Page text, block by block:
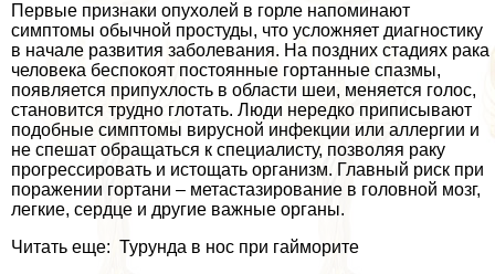
Первые признаки опухолей в горле напоминают
симптомы обычной простуды, что усложняет диагностику
в начале развития заболевания. На поздних стадиях paка
человека беспокоят постоянные гортанные спазмы,
появляется припухлость в области шеи, меняется голос,
становится трудно глотать. Люди нередко приписывают
подобные симптомы вирусной инфекции или аллергии и
не спешат обращаться к специалисту, позволяя paку
прогрессировать и истощать организм. Главный риск при
поражении гортани – метастазирование в головной мозг,
легкие, сердце и другие важные органы.
Читать еще: Турунда в нос при гайморите